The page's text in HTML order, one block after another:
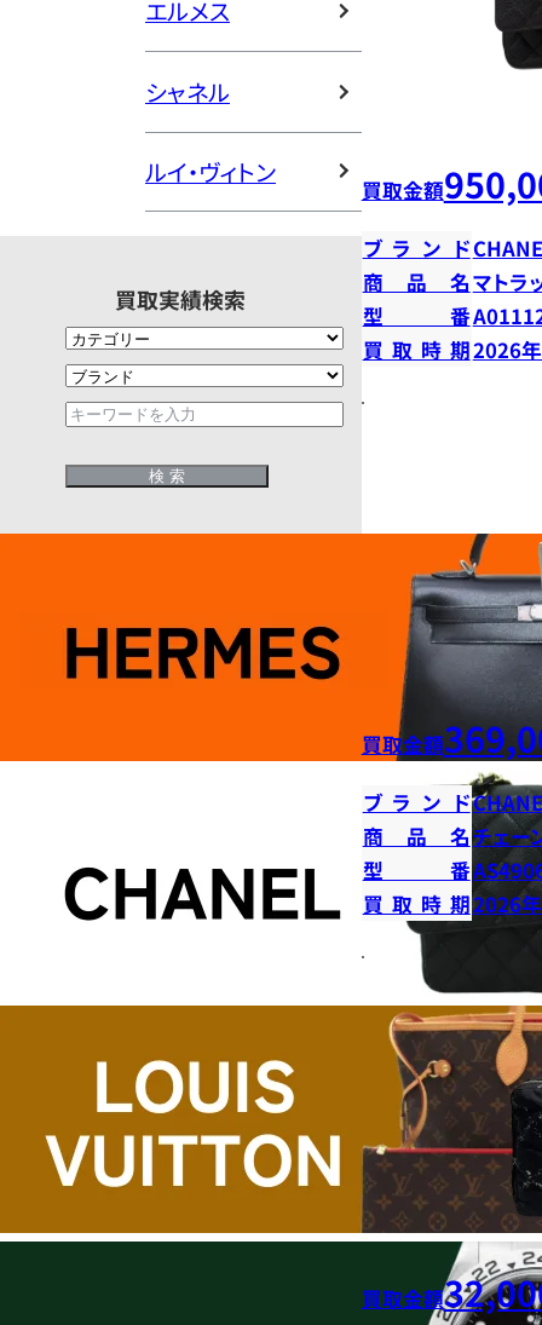
エルメス
シャネル
ルイ・ヴィトン
買取実績検索
買取金額
ブランド
商品名マトラ
型番
買取時期2026
買取金額
ブランド
商品名チェー
型番
買取時期2026
買取金額